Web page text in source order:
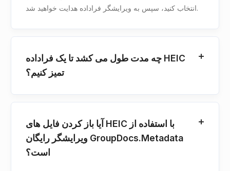
انتخاب کنید، سپس به ویرایشگر فراداده هدایت خواهید شد.
چه مدت طول می کشد تا یک فراداده HEIC
تمیز کنیم؟
آیا باز کردن فایل های HEIC با استفاده از
ویرایشگر رایگان GroupDocs.Metadata
است؟